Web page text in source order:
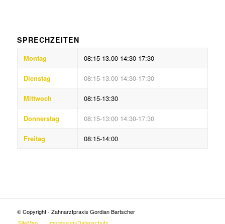
SPRECHZEITEN
Montag 08:15-13.00 14:30-17:30
Dienstag 08:15-13.00 14:30-17:30
Mittwoch 08:15-13:30
Donnerstag 08:15-13:00 14:30-17:30
Freitag 08:15-14:00
© Copyright - Zahnarztpraxis Gordian Bartscher
SiteMap
Impressum/Datenschutz